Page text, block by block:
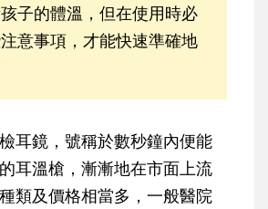
子的體溫，但在使用時必
意事項，才能快速準確地
鏡，號稱於數秒鐘內便能
耳溫槍，漸漸地在市面上流
類及價格相當多，一般醫院